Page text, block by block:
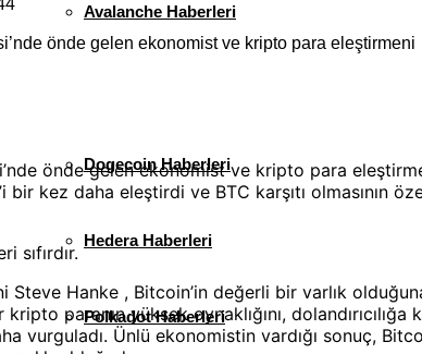
Avalanche Haberleri
Dogecoin Haberleri
Hedera Haberleri
Polkadot Haberleri
önde gelen ekonomist ve kripto para
bir kez daha eleştirdi ve BTC karşıtı olmasının
sıfırdır.
Steve Hanke , Bitcoin’in değerli bir varlık
paranın yüksek oynaklığını, dolandırıcılığa
vurguladı. Ünlü ekonomistin vardığı sonuç,